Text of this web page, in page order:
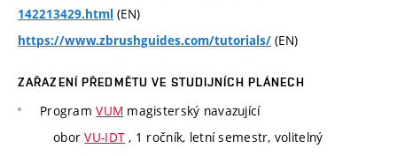
142213429.html (EN)
https://www.zbrushguides.com/tutorials/ (EN)
ZAŘAZENÍ PŘEDMĚTU VE STUDIJNÍCH PLÁNECH
ProgramVUM magisterský navazující
oborVU-IDT , 1 ročník, letní semestr, volitelný